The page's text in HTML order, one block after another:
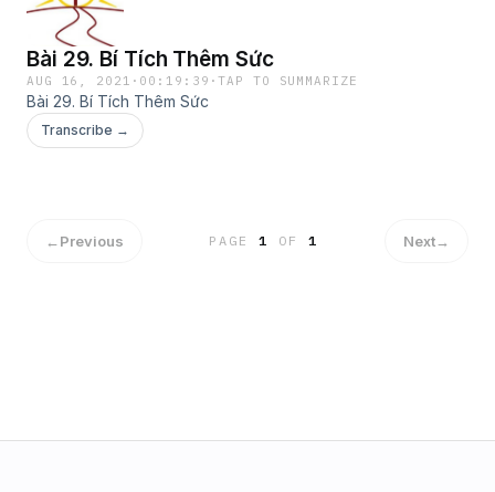
Bài 29. Bí Tích Thêm Sức
AUG 16, 2021 · 00:19:39 ·TAP TO SUMMARIZE
Bài 29. Bí Tích Thêm Sức
Transcribe →
←Previous PAGE1 OF 1 Next→